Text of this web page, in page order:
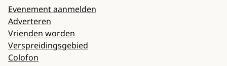
Evenement aanmelden
Adverteren
Vrienden worden
Verspreidingsgebied
Colofon